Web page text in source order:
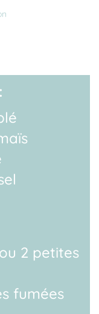
2 petites
fumées